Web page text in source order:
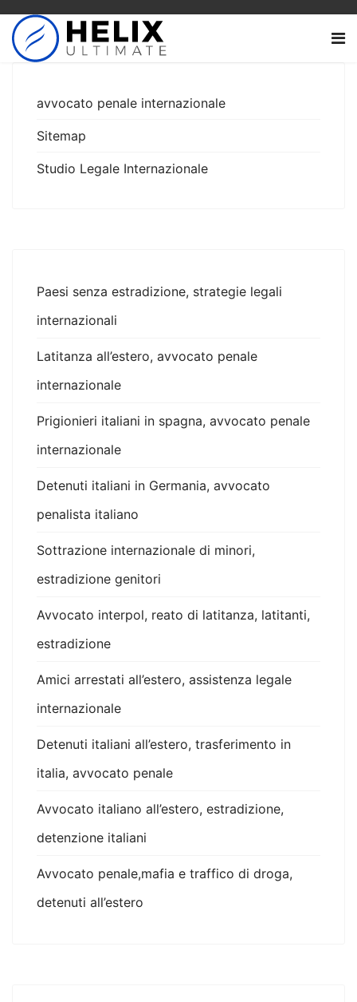
avvocato penale internazionale
Sitemap
Studio Legale Internazionale
Paesi senza estradizione, strategie legali
internazionali
Latitanza all’estero, avvocato penale
internazionale
Prigionieri italiani in spagna, avvocato penale
internazionale
Detenuti italiani in Germania, avvocato
penalista italiano
Sottrazione internazionale di minori,
estradizione genitori
Avvocato interpol, reato di latitanza, latitanti,
estradizione
Amici arrestati all’estero, assistenza legale
internazionale
Detenuti italiani all’estero, trasferimento in
italia, avvocato penale
Avvocato italiano all’estero, estradizione,
detenzione italiani
Avvocato penale,mafia e traffico di droga,
detenuti all’estero